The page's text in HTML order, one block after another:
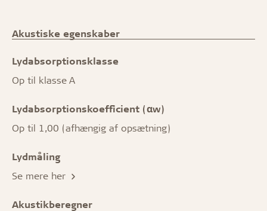
Akustiske egenskaber
Lydabsorptionsklasse
Op til klasse A
Lydabsorptionskoefficient (αw)
Op til 1,00 (afhængig af opsætning)
Lydmåling
Se mere her
Akustikberegner